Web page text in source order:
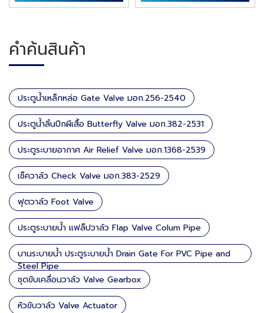
คำค้นสินค้า
ประตูน้ำเหล็กหล่อ Gate Valve มอก.256-2540
ประตูน้ำลิ้นปีกผีเสื้อ Butterfly Valve มอก.382-2531
ประตูระบายอากาศ Air Relief Valve มอก.1368-2539
เช็ควาล์ว Check Valve มอก.383-2529
ฟุตวาล์ว Foot Valve
ประตูระบายน้ำ แฟล็ปวาล์ว Flap Valve Colum Pipe
บานระบายน้ำ ประตูระบายน้ำ Drain Gate For PVC Pipe and
Steel Pipe
ชุดขับเคลื่อนวาล์ว Valve Gearbox
หัวขับวาล์ว Valve Actuator